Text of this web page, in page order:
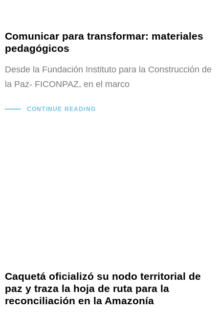
Comunicar para transformar: materiales
pedagógicos
Desde la Fundación Instituto para la Construcción de
la Paz- FICONPAZ, en el marco
CONTINUE READING
Caquetá oficializó su nodo territorial de
paz y traza la hoja de ruta para la
reconciliación en la Amazonía